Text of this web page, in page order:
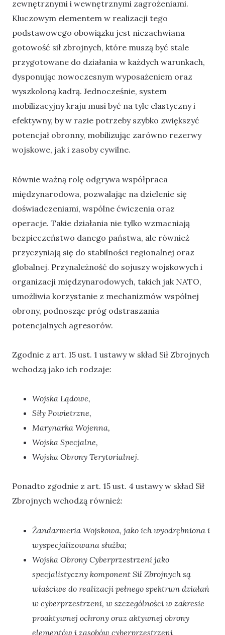
zewnętrznymi i wewnętrznymi zagrożeniami.
Kluczowym elementem w realizacji tego
podstawowego obowiązku jest niezachwiana
gotowość sił zbrojnych, które muszą być stale
przygotowane do działania w każdych warunkach,
dysponując nowoczesnym wyposażeniem oraz
wyszkoloną kadrą. Jednocześnie, system
mobilizacyjny kraju musi być na tyle elastyczny i
efektywny, by w razie potrzeby szybko zwiększyć
potencjał obronny, mobilizując zarówno rezerwy
wojskowe, jak i zasoby cywilne.
Równie ważną rolę odgrywa współpraca
międzynarodowa, pozwalając na dzielenie się
doświadczeniami, wspólne ćwiczenia oraz
operacje. Takie działania nie tylko wzmacniają
bezpieczeństwo danego państwa, ale również
przyczyniają się do stabilności regionalnej oraz
globalnej. Przynależność do sojuszy wojskowych i
organizacji międzynarodowych, takich jak NATO,
umożliwia korzystanie z mechanizmów wspólnej
obrony, podnosząc próg odstraszania
potencjalnych agresorów.
Zgodnie z art. 15 ust. 1 ustawy w skład Sił Zbrojnych
wchodzą jako ich rodzaje:
Wojska Lądowe,
Siły Powietrzne,
Marynarka Wojenna,
Wojska Specjalne,
Wojska Obrony Terytorialnej.
Ponadto zgodnie z art. 15 ust. 4 ustawy w skład Sił
Zbrojnych wchodzą również:
Żandarmeria Wojskowa, jako ich wyodrębniona i
wyspecjalizowana służba;
Wojska Obrony Cyberprzestrzeni jako
specjalistyczny komponent Sił Zbrojnych są
właściwe do realizacji pełnego spektrum działań
w cyberprzestrzeni, w szczególności w zakresie
proaktywnej ochrony oraz aktywnej obrony
elementów i zasobów cyberprzestrzeni